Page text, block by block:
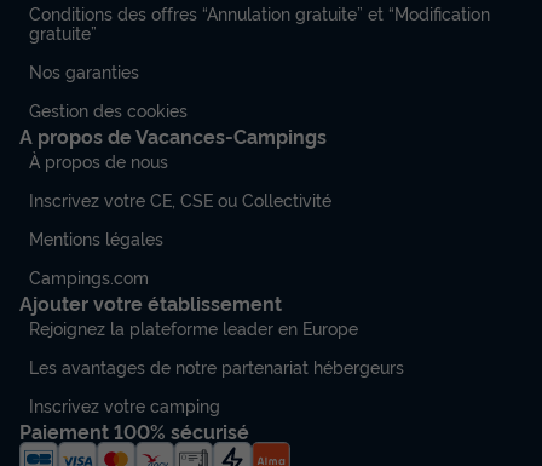
Conditions des offres “Annulation gratuite” et “Modification
gratuite”
Nos garanties
Gestion des cookies
A propos de Vacances-Campings
À propos de nous
Inscrivez votre CE, CSE ou Collectivité
Mentions légales
Campings.com
Ajouter votre établissement
Rejoignez la plateforme leader en Europe
Les avantages de notre partenariat hébergeurs
Inscrivez votre camping
Paiement 100% sécurisé